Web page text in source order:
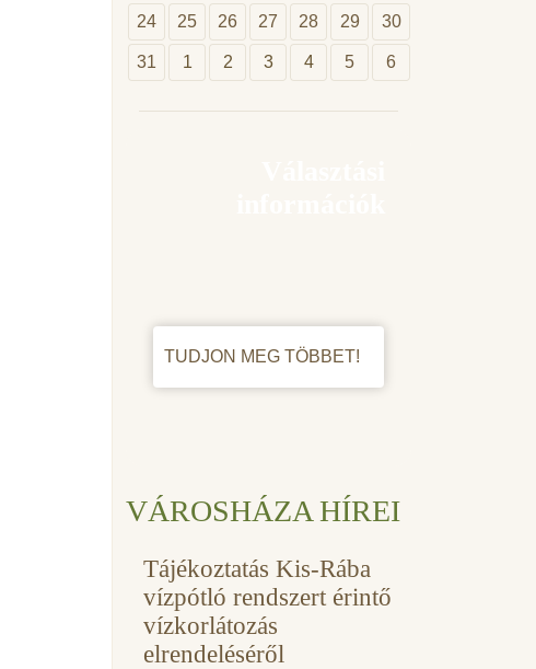
24 25 26 27 28 29 30
31 1 2 3 4 5 6
TUDJON MEG TÖBBET!
VÁROSHÁZA HÍREI
Tájékoztatás Kis-Rába
vízpótló rendszert érintő
vízkorlátozás
elrendeléséről